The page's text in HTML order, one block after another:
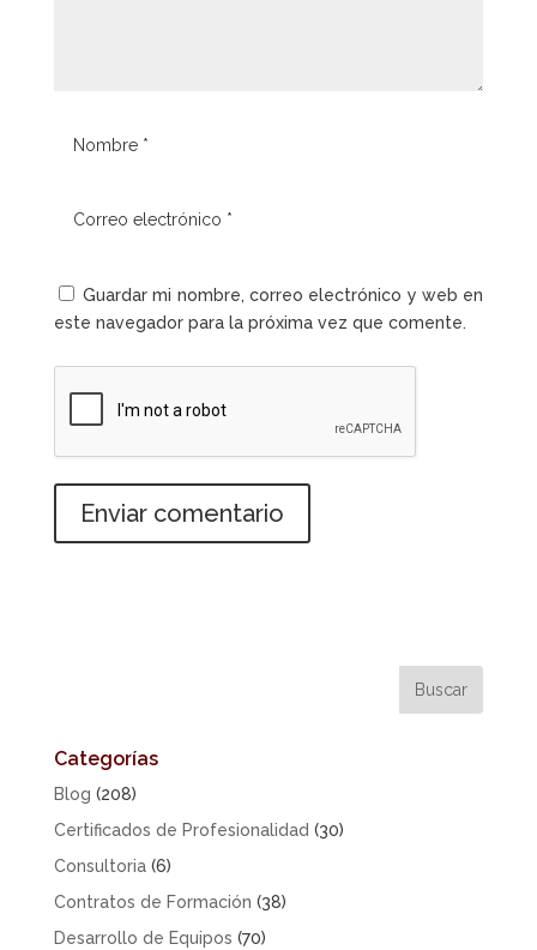
Guardar mi nombre, correo electrónico y web en
este navegador para la próxima vez que comente.
Categorías
Blog (208)
Certificados de Profesionalidad (30)
Consultoria(6)
Contratos de Formación (38)
Desarrollo de Equipos (70)